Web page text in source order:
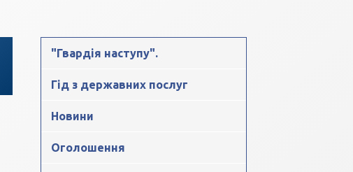
"Гвардія наступу".
Гід з державних послуг
Новини
Оголошення